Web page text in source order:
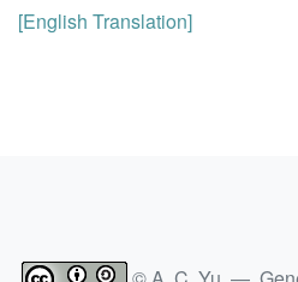
[English Translation]